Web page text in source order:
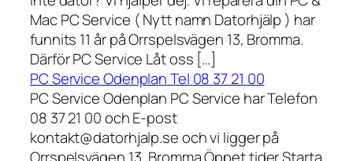
Mac PC Service ( Nytt namn Datorhjälp ) har
funnits 11 år på Orrspelsvägen 13, Bromma.
Därför PC Service Låt oss […]
PC Service Odenplan Tel 08 37 21 00
PC Service Odenplan PC Service har Telefon
08 37 21 00 och E-post
kontakt@datorhjalp.se och vi ligger på